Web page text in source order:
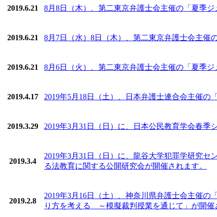
2019.6.21 8月8日（木）、第二東京弁護士会主催の「夏季
2019.6.21 8月7日（水）8日（木）、第二東京弁護士会主催
2019.6.21 8月6日（火）、第二東京弁護士会主催の「夏季
2019.4.17 2019年5月18日（土）、日本弁護士連合会主催
2019.3.29 2019年3月31日（日）に、日本公民教育学会春季
2019.3.4
2019年3月31日（日）に、龍谷大学犯罪学研究
る法教育に関する公開研究会が開催されます。
2019.2.8
2019年3月16日（土）、神奈川県弁護士会主催
り方を考える ～模擬裁判授業を通じて」が開催